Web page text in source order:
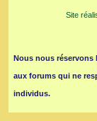
Site
Nous nous réservons
aux forums qui ne
individus.